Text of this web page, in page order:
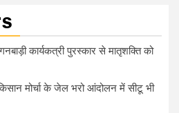
कार्यकत्री पुरस्कार से मातृशक्ति को
मोर्चा के जेल भरो आंदोलन में सीटू भी